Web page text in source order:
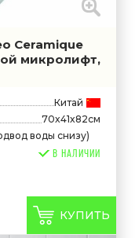
Ceramique
микролифт,
Китай
70x41x82см
воды снизу)
В НАЛИЧИИ
КУПИТЬ